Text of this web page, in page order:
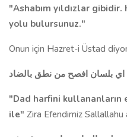
"Ashabım yıldızlar
yolu bulursunuz."
Onun için Hazret-i Üstad
اي بلسان افصح من نطق بالضاد
"Dad harfini kullananların
ile" Zira Efendimiz Sallallahu